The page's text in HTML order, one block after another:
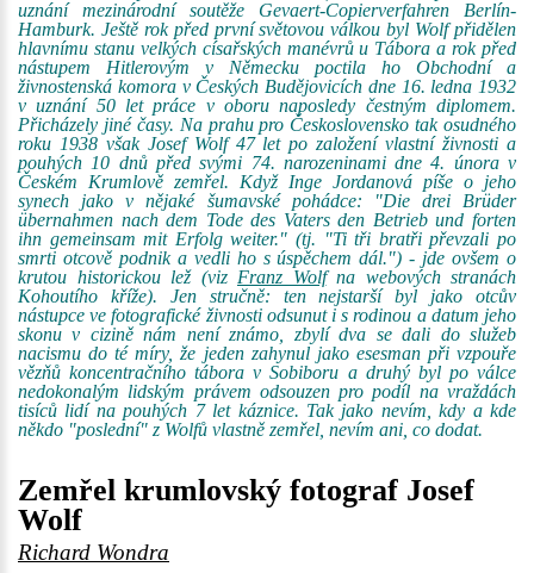
uznání mezinárodní soutěže Gevaert-Copierverfahren Berlín-
Hamburk. Ještě rok před první světovou válkou byl Wolf přidělen
hlavnímu stanu velkých císařských manévrů u Tábora a rok před
nástupem Hitlerovým v Německu poctila ho Obchodní a
živnostenská komora v Českých Budějovicích dne 16. ledna 1932
v uznání 50 let práce v oboru naposledy čestným diplomem.
Přicházely jiné časy. Na prahu pro Československo tak osudného
roku 1938 však Josef Wolf 47 let po založení vlastní živnosti a
pouhých 10 dnů před svými 74. narozeninami dne 4. února v
Českém Krumlově zemřel. Když Inge Jordanová píše o jeho
synech jako v nějaké šumavské pohádce: "Die drei Brüder
übernahmen nach dem Tode des Vaters den Betrieb und forten
ihn gemeinsam mit Erfolg weiter." (tj. "Ti tři bratři převzali po
smrti otcově podnik a vedli ho s úspěchem dál.") - jde ovšem o
krutou historickou lež (viz Franz Wolfna webových stranách
Kohoutího kříže). Jen stručně: ten nejstarší byl jako otcův
nástupce ve fotografické živnosti odsunut i s rodinou a datum jeho
skonu v cizině nám není známo, zbylí dva se dali do služeb
nacismu do té míry, že jeden zahynul jako esesman při vzpouře
vězňů koncentračního tábora v Sobiboru a druhý byl po válce
nedokonalým lidským právem odsouzen pro podíl na vraždách
tisíců lidí na pouhých 7 let káznice. Tak jako nevím, kdy a kde
někdo "poslední" z Wolfů vlastně zemřel, nevím ani, co dodat.
Zemřel krumlovský fotograf Josef
Wolf
Richard Wondra